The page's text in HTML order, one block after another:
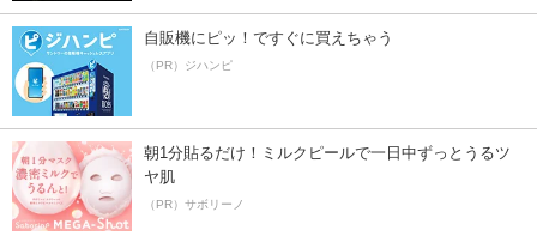
自販機にピッ！ですぐに買えちゃう
（PR）ジハンピ
朝1分貼るだけ！ミルクピールで一日中ずっとうるツ
ヤ肌
（PR）サボリーノ